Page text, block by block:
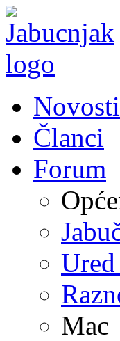
Novosti
Članci
Forum
Mac